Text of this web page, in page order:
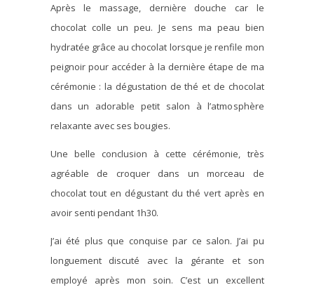
Après le massage, dernière douche car le
chocolat colle un peu. Je sens ma peau bien
hydratée grâce au chocolat lorsque je renfile mon
peignoir pour accéder à la dernière étape de ma
cérémonie : la dégustation de thé et de chocolat
dans un adorable petit salon à l’atmosphère
relaxante avec ses bougies.
Une belle conclusion à cette cérémonie, très
agréable de croquer dans un morceau de
chocolat tout en dégustant du thé vert après en
avoir senti pendant 1h30.
J’ai été plus que conquise par ce salon. J’ai pu
longuement discuté avec la gérante et son
employé après mon soin. C’est un excellent